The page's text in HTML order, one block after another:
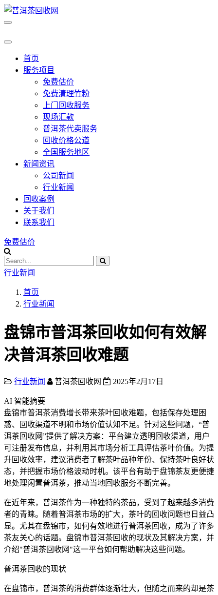
首页
服务项目
免费估价
免费清理竹粉
上门回收服务
现场汇款
普洱茶代卖服务
回收价格公道
全国服务地区
新闻资讯
公司新闻
行业新闻
回收案例
关于我们
联系我们
免费估价
行业新闻
首页
行业新闻
盘锦市普洱茶回收如何有效解
决普洱茶回收难题
行业新闻 普洱茶回收网 2025年2月17日
AI 智能摘要
盘锦市普洱茶消费增长带来茶叶回收难题，包括保存处理困
惑、回收渠道不明和市场价值认知不足。针对这些问题，“普
洱茶回收网”提供了解决方案：平台建立透明回收渠道，用户
可注册发布信息，并利用其市场分析工具评估茶叶价值。为提
升回收效率，建议消费者了解茶叶品种年份、保持茶叶良好状
态，并把握市场价格波动时机。该平台有助于盘锦茶友更便捷
地处理闲置普洱茶，推动当地回收服务不断完善。
在近年来，普洱茶作为一种独特的茶品，受到了越来越多消费
者的青睐。随着普洱茶市场的扩大，茶叶的回收问题也日益凸
显。尤其在盘锦市，如何有效地进行普洱茶回收，成为了许多
茶友关心的话题。盘锦市普洱茶回收的现状及其解决方案，并
介绍"普洱茶回收网"这一平台如何帮助解决这些问题。
普洱茶回收的现状
在盘锦市，普洱茶的消费群体逐渐壮大，但随之而来的却是茶